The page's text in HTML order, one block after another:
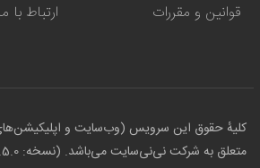
قوانین و مقررات ارتباط با ما
کلیهٔ حقوق این سرویس (وب‌سایت و
متعلق به شرکت نی‌نی‌سایت می‌باشد. (نسخه: 1.5.0)